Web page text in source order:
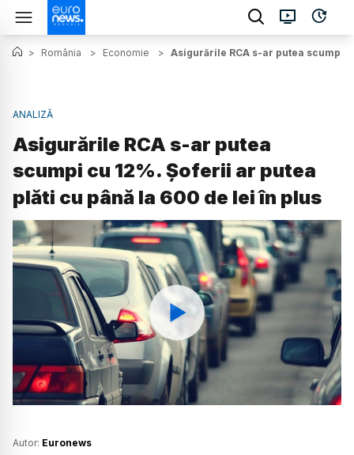
> România > Economie > Asigurările RCA s-ar putea scumpi
ANALIZĂ
Asigurările RCA s-ar putea
scumpi cu 12%. Șoferii ar putea
plăti cu până la 600 de lei în plus
Watch
Autor: Euronews